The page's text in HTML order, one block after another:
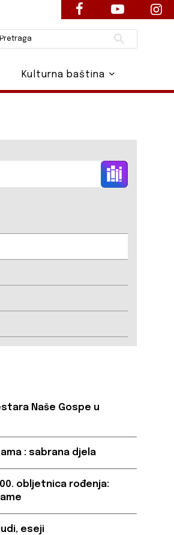
Naše Gospe u
: sabrana djela
obljetnica rođenja:
eseji
Pretraži
Kulturna baština